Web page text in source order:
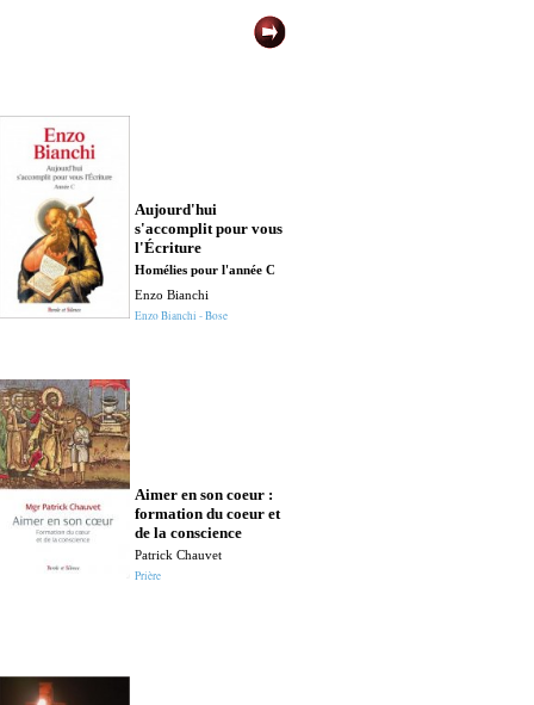
Aujourd'hui
s'accomplit pour vous
l'Écriture
Homélies pour l'année C
Enzo Bianchi
Enzo Bianchi - Bose
Aimer en son coeur :
formation du coeur et
de la conscience
Patrick Chauvet
Prière